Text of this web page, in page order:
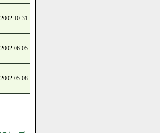
2002-10-31
2002-06-05
2002-05-08